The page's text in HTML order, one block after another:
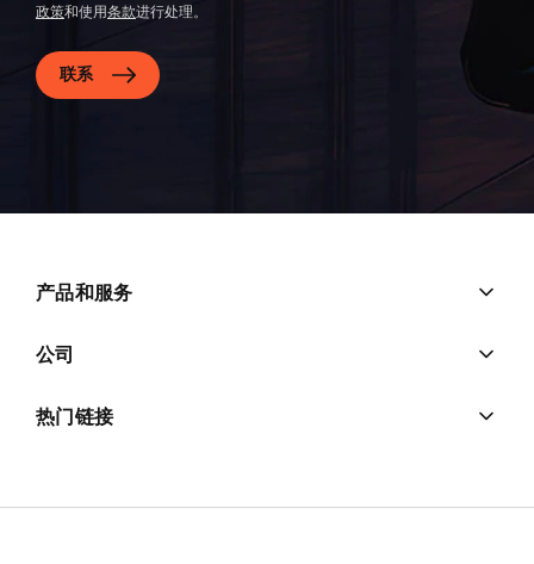
政策和使用条款进行处理。
联系
产品和服务
公司
热门链接